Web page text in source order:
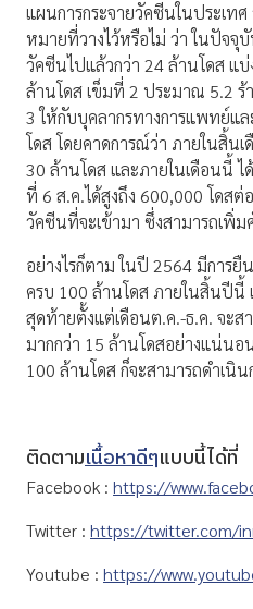
แผนการกระจายวัคซีนในประเท
หมายที่วางไว้หรือไม่ ว่า ในปัจ
วัคซีนไปแล้วกว่า 24 ล้านโดส แ
ล้านโดส เข็มที่ 2 ประมาณ 5.2 ร้
3 ให้กับบุคลากรทางการแพทย์
โดส โดยคาดการณ์ว่า ภายในสิ้น
30 ล้านโดส และภายในเดือนนี้
ที่ 6 ส.ค.ได้สูงถึง 600,000 โดส
วัคซีนที่จะเข้ามา ซึ่งสามารถเพิ่
อย่างไรก็ตาม ในปี 2564 มีการ
ครบ 100 ล้านโดส ภายในสิ้นปีนี้
สุดท้ายตั้งแต่เดือนต.ค.-ธ.ค. จะส
มากกว่า 15 ล้านโดสอย่างแน่น
100 ล้านโดส ก็จะสามารถดำเนิ
ติดตามเนื้อหาดีๆแบบนี้ได้ที่
Facebook : https://
Twitter : https://twitter.com/
Youtube : https://